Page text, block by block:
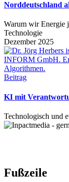
Norddeutschland
Warum wir Energie
Technologie
Dezember 2025
Beitrag
KI mit
Technologisch und
Fußzeile